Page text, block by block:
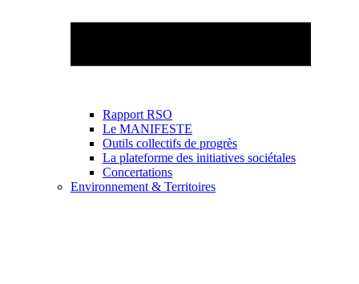
Rapport RSO
Le MANIFESTE
Outils collectifs de progrès
La plateforme des initiatives sociétales
Concertations
Environnement & Territoires